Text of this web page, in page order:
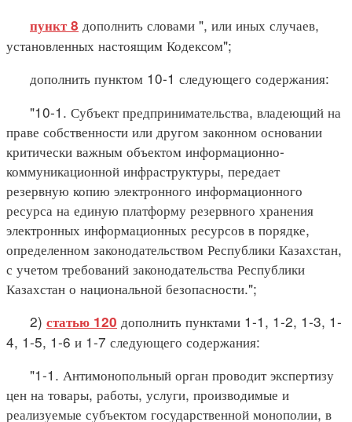
пункт 8 дополнить словами ", или иных случаев,
установленных настоящим Кодексом";
дополнить пунктом 10-1 следующего содержания:
"10-1. Субъект предпринимательства, владеющий на
праве собственности или другом законном основании
критически важным объектом информационно-
коммуникационной инфраструктуры, передает
резервную копию электронного информационного
ресурса на единую платформу резервного хранения
электронных информационных ресурсов в порядке,
определенном законодательством Республики Казахстан,
с учетом требований законодательства Республики
Казахстан о национальной безопасности.";
2) статью 120 дополнить пунктами 1-1, 1-2, 1-3, 1-
4, 1-5, 1-6 и 1-7 следующего содержания:
"1-1. Антимонопольный орган проводит экспертизу
цен на товары, работы, услуги, производимые и
реализуемые субъектом государственной монополии, в